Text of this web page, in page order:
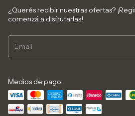
¿Querés recibir nuestras ofertas?
comenzá a disfrutarlas!
Medios de pago